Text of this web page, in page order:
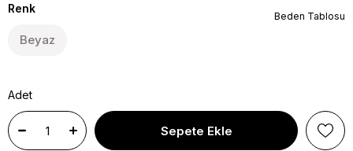
Renk
Beyaz
Beden Tablosu
Adet